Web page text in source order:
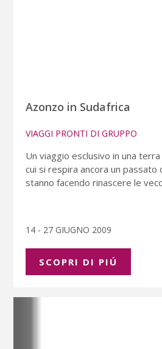
Azonzo in Sudafrica
VIAGGI PRONTI DI GRUPPO
Un viaggio esclusivo in una
cui si respira ancora un
stanno facendo rinascere le
14 - 27 GIUGNO 2009
SCOPRI DI PIÚ